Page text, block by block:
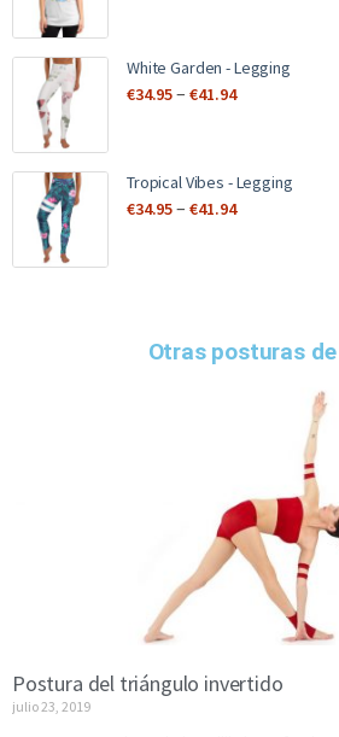
White Garden - Legging
€34.95–€41.94
Tropical Vibes - Legging
€34.95–€41.94
Otras posturas
Postura del triángulo invertido
julio 23, 2019